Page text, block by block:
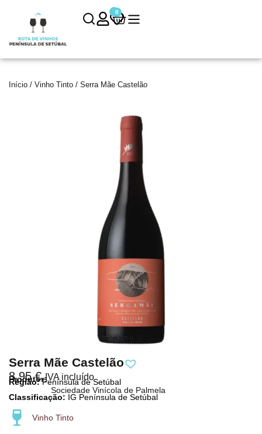
00
Início / Vinho Tinto / Serra Mãe Castelão
Serra Mãe Castelão
8,95€ IVA incluído
Sociedade Vinícola de Palmela
Produtor:
Região:Península de Setúbal
Classificação: IG Península de Setúbal
Vinho Tinto